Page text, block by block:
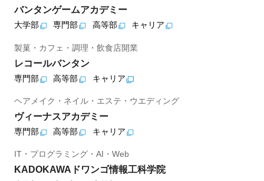
バンタンゲームアカデミー
大学部 専門部 高等部 キャリア
製菓・カフェ・調理・飲食店開業
レコールバンタン
専門部 高等部 キャリア
ヘアメイク・ネイル・エステ・ウエディング
ヴィーナスアカデミー
専門部 高等部 キャリア
IT・プログラミング・AI・Web
KADOKAWAドワンゴ情報工科学院